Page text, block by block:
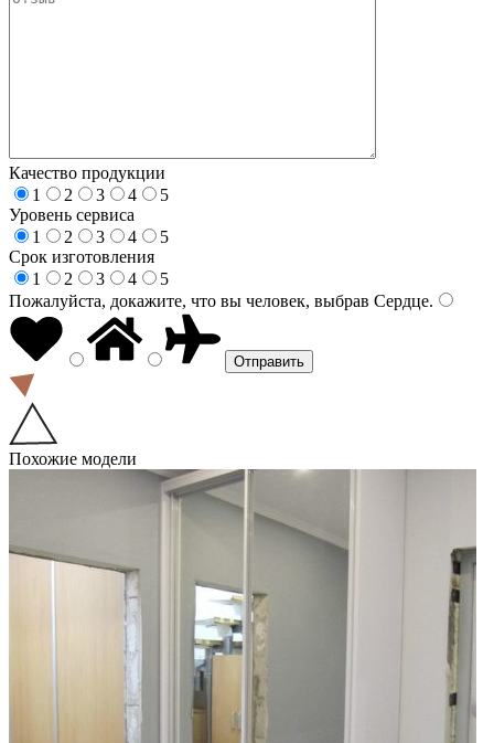
Качество продукции
1
2 3 4
5
Уровень сервиса
1
2 3 4
5
Срок изготовления
1
2 3 4
5
Пожалуйста, докажите, что вы человек, выбрав Сердце.
Похожие модели